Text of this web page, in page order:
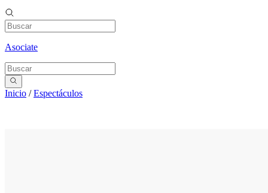
Asociate
Inicio /Espectáculos